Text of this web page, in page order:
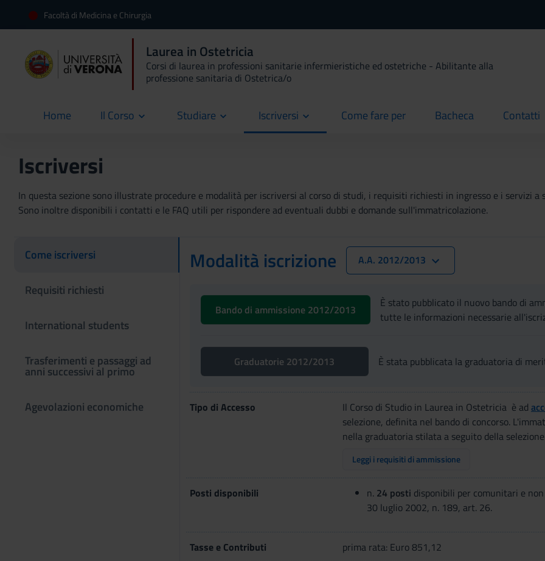
Facoltà di Medicina e Chirurgia
Laurea in Ostetricia
Corsi di laurea in professioni sanitarie infermieristiche ed ostetriche - Abilitante alla
professione sanitaria di Ostetrica/o
Home
current Il Corso Studiare Iscriversi Come fare per
current Bacheca
current Contatti
current
Iscriversi
In questa sezione sono illustrate procedure e modalità per iscriversi al corso di studi, i requisiti richiesti in ingresso e i servizi
Sono inoltre disponibili i contatti e le FAQ utili per rispondere ad eventuali dubbi e domande sull'immatricolazione.
Come iscriversi
Requisiti richiesti
International students
Trasferimenti e passaggi ad
anni successivi al primo
Agevolazioni economiche
Modalità iscrizione A.A. 2012/2013
Bando di ammissione 2012/2013
È stato pubblicato il nuovo bando di
tutte le informazioni necessarie
Graduatorie 2012/2013 È stata pubblicata la graduatoria di
Tipo di Accesso Il Corso di Studio in Laurea in Ostetricia è ad
selezione, definita nel bando di concorso.
nella graduatoria stilata a seguito della selezione.
Leggi i requisiti di ammissione
Posti disponibili n. 24 posti disponibili per comunitari e
30 luglio 2002, n. 189, art. 26.
Tasse e Contributi prima rata: Euro 851,12